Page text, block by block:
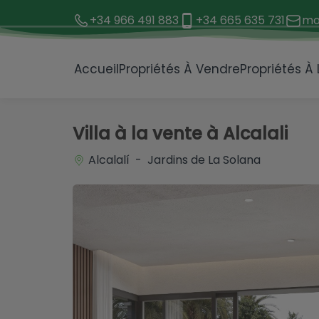
+34 966 491 883 +34 665 635 731
AccueilPropriétés À VendrePropriétés À
Villa à la vente à Alcalali
Alcalalí - Jardins de La Solana
1 / 37